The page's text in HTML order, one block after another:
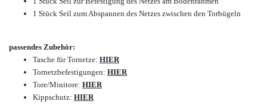
1 Stück Seil zum Abspannen des Netzes zwischen den Torbügeln
passendes Zubehör:
Tasche für Tornetze: HIER
Tornetzbefestigungen: HIER
Tore/Minitore: HIER
Kippschutz: HIER